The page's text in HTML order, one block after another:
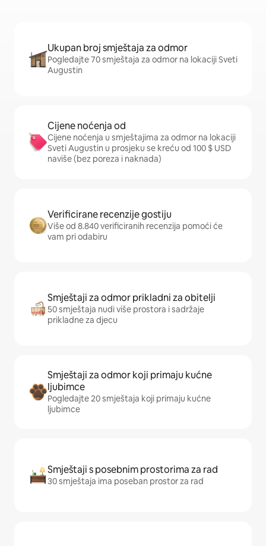
Ukupan broj smještaja za odmor
Pogledajte 70 smještaja za odmor na lokaciji Sveti
Augustin
Cijene noćenja od
Cijene noćenja u smještajima za odmor na lokaciji
Sveti Augustin u prosjeku se kreću od 100 $ USD
naviše (bez poreza i naknada)
Verificirane recenzije gostiju
Više od 8.840 verificiranih recenzija pomoći će
vam pri odabiru
Smještaji za odmor prikladni za obitelji
50 smještaja nudi više prostora i sadržaje
prikladne za djecu
Smještaji za odmor koji primaju kućne
ljubimce
Pogledajte 20 smještaja koji primaju kućne
ljubimce
Smještaji s posebnim prostorima za rad
30 smještaja ima poseban prostor za rad